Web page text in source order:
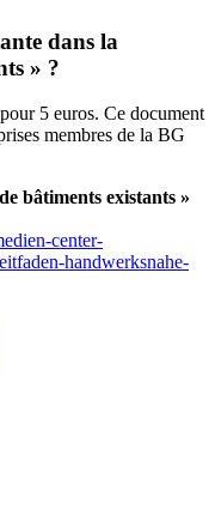
dans la
» ?
5 euros. Ce document
membres de la BG
bâtiments existants »
center-
handwerksnahe-